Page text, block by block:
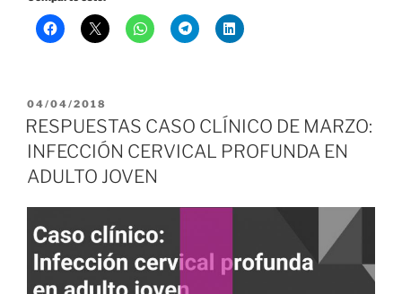
PUBLICADO
EL
04/04/2018
RESPUESTAS CASO CLÍNICO DE MARZO:
INFECCIÓN CERVICAL PROFUNDA EN
ADULTO JOVEN